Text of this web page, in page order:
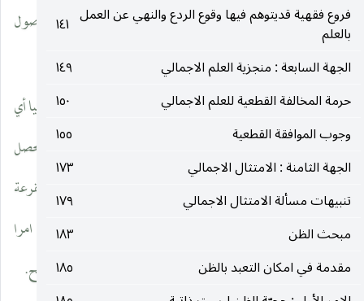
فروع فقهية قديتوهم فيها وقوع الردع والنهي عن العمل
بالعلم
١٤١
الجهة السابعة : منجزية العلم الاجمالي
١٤٩
حرمة المخالفة القطعية للعلم الاجمالي
١٥٠
وجوب الموافقة القطعية
١٥٥
الجهة الثامنة : الامتثال الاجمالي
١٧٣
تنبيهات مسألة الامتثال الاجمالي
١٧٩
مبحث الظن
١٨٣
مقدمة في امكان التعبد بالظن
١٨٥
(١) يمكن ان يلاحظ على ذلك أولا : باختصاص الأوامر المذكورة بأصول
الدين لا الفروع.
وثانيا ـ لعل نظر المحدثين إلى أن يكون العلم بالحكم الشرعي نقليا أي
حاصلا من الشارع اما بأن يحصل العلم بالحكم الواقعي منه أو يحصل
العلم بالحكم الظاهري المنجز للحكم الواقعي منه كما في المثال القرعة
وكلاهما مفقود في المقام فان الأمر باتباع الدليل العقلي ليس إلا امرا
إرشاديا لا يتضمن جعل حكم شرعي ظاهري في مورده كما هو واضح.